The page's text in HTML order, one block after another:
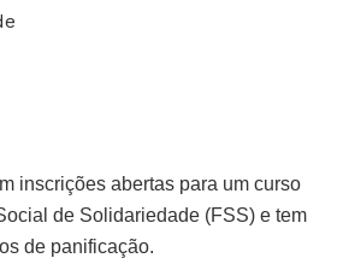
inscrições abertas para um curso
de Solidariedade (FSS) e tem
de panificação.